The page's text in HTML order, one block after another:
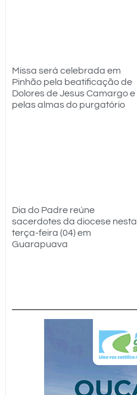
Missa será celebrada em
Pinhão pela beatificação de
Dolores de Jesus Camargo e
pelas almas do purgatório
Dia do Padre reúne
sacerdotes da diocese nesta
terça-feira (04) em
Guarapuava